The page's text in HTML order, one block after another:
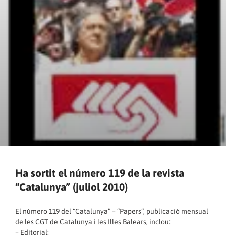
Ha sortit el número 119 de la revista
“Catalunya” (juliol 2010)
El número 119 del “Catalunya” – “Papers”, publicació mensual
de les CGT de Catalunya i les Illes Balears, inclou:
– Editorial: